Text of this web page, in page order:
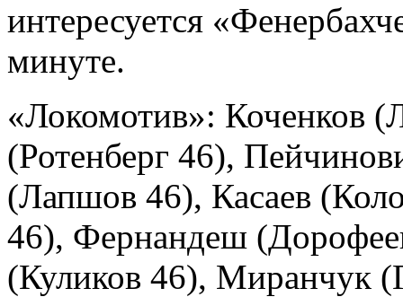
интересуется
минуте.
«Локомотив»: Коченков
(Ротенберг 46),
(Лапшов 46), Касаев
46), Фернандеш
(Куликов 46), Миранчук